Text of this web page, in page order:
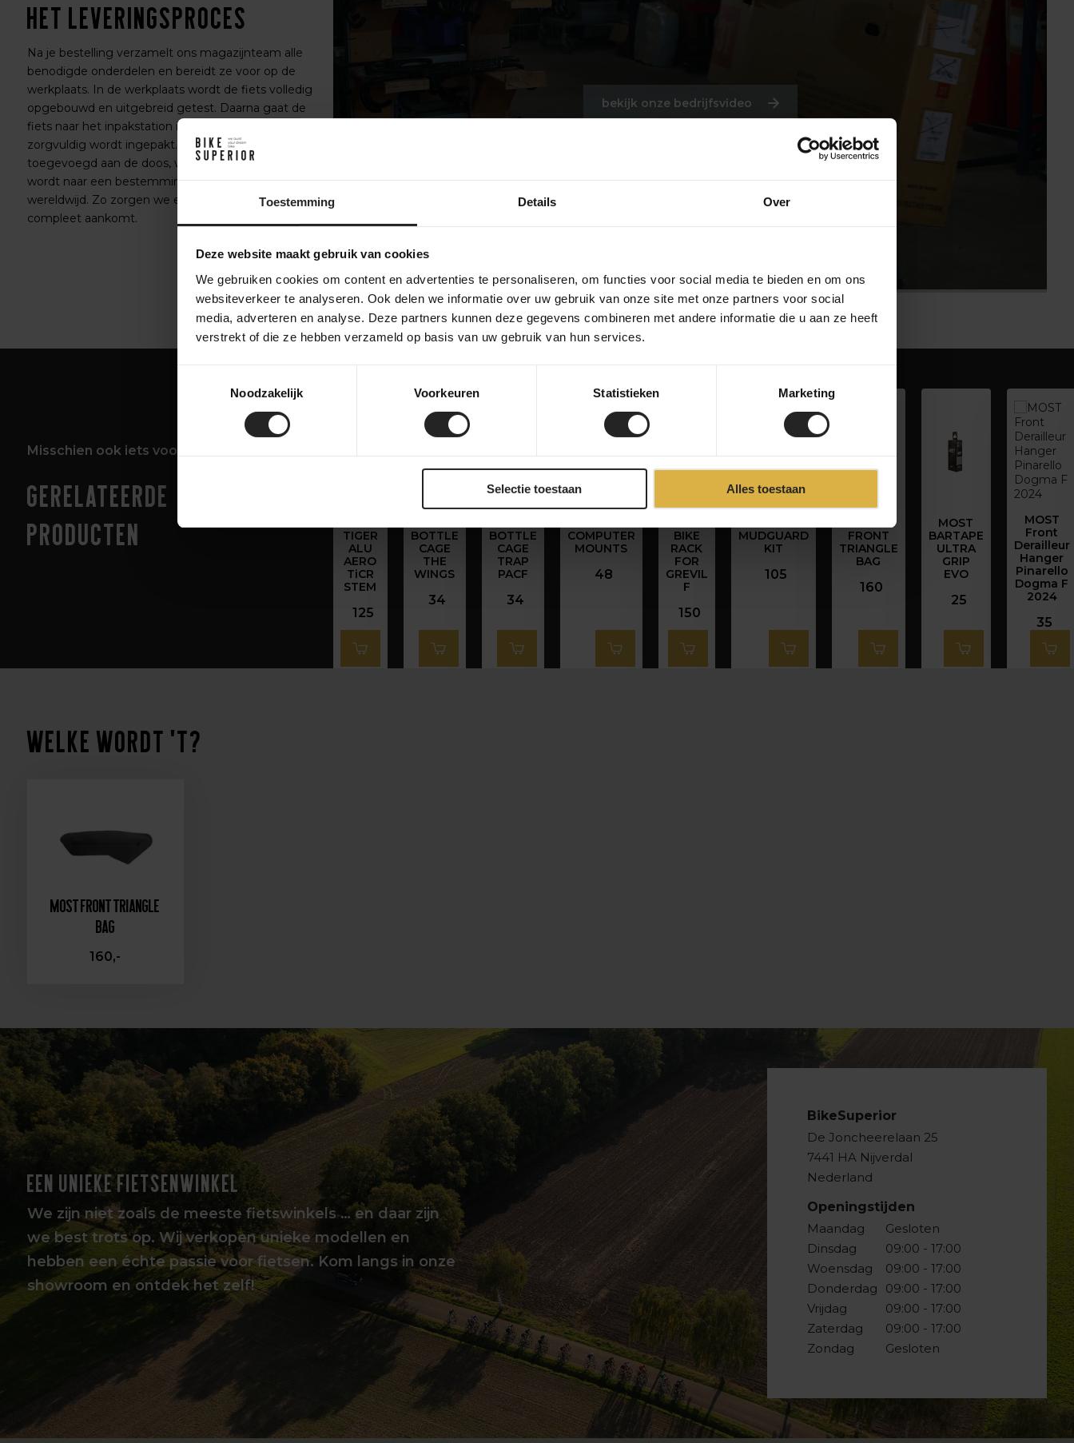
Toestemming Details Over
Deze website maakt gebruik van cookies
We gebruiken cookies om content en advertenties te personaliseren, om functies voor social media te bieden en om ons
websiteverkeer te analyseren. Ook delen we informatie over uw gebruik van onze site met onze partners voor social
media, adverteren en analyse. Deze partners kunnen deze gegevens combineren met andere informatie die u aan ze heeft
verstrekt of die ze hebben verzameld op basis van uw gebruik van hun services.
Noodzakelijk
Voorkeuren Statistieken Marketing
Selectie toestaan Alles toestaan
Het leveringsproces
Na je bestelling verzamelt ons magazijnteam alle
benodigde onderdelen en bereidt ze voor op de
werkplaats. In de werkplaats wordt de fiets volledig
opgebouwd en uitgebreid getest. Daarna gaat de
fiets naar het inpakstation in het magazijn, waar hij
zorgvuldig wordt ingepakt. Accessoires worden
toegevoegd aan de doos, waarna de fiets verzonden
wordt naar een bestemming in Nederland of
wereldwijd. Zo zorgen we ervoor dat je fiets veilig en
compleet aankomt.
bekijk onze bedrijfsvideo
Misschien ook iets voor jou!
Gerelateerde
producten
TIGER
ALU
AERO
TiCR
STEM
125
BOTTLE
CAGE
THE
WINGS
34
BOTTLE
CAGE
TRAP
PACF
34
COMPUTER
MOUNTS
48
BIKE
RACK
FOR
GREVIL
F
150
MUDGUARD
KIT
105
FRONT
TRIANGLE
BAG
160
MOST
BARTAPE
ULTRA
GRIP
EVO
25
MOST
Front
Derailleur
Hanger
Pinarello
Dogma F
2024
35
Welke wordt 't?
MOST FRONT TRIANGLE
BAG
160,-
EEN UNIEKE FIETSENWINKEL
We zijn niet zoals de meeste fietswinkels … en daar zijn
we best trots op. Wij verkopen unieke modellen en
hebben een échte passie voor fietsen. Kom langs in onze
showroom en ontdek het zelf!
BikeSuperior
De Joncheerelaan 25
7441 HA Nijverdal
Nederland
Openingstijden
Maandag
Dinsdag
Woensdag
Donderdag
Vrijdag
Zaterdag
Zondag
Gesloten
09:00 - 17:00
09:00 - 17:00
09:00 - 17:00
09:00 - 17:00
09:00 - 17:00
Gesloten